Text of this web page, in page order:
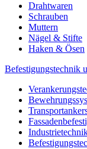
Drahtwaren
Schrauben
Muttern
Nägel & Stifte
Haken & Ösen
Befestigungstechnik